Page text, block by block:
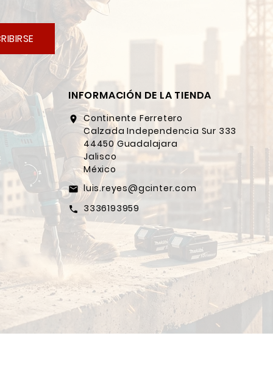
INFORMACIÓN DE LA TIENDA
location_on Continente Ferretero
Calzada Independencia Sur 333
44450 Guadalajara
Jalisco
México
email luis.reyes@gcinter.com
call 3336193959